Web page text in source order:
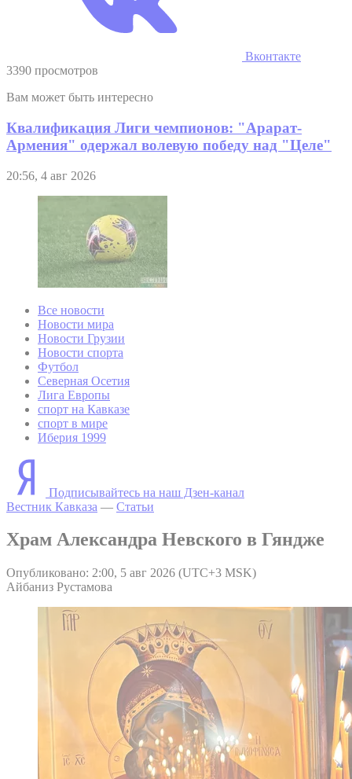
Вконтакте
3390 просмотров
Вам может быть интересно
Квалификация Лиги чемпионов: "Арарат-
Армения" одержал волевую победу над "Целе"
20:56, 4 авг 2026
Все новости
Новости мира
Новости Грузии
Новости спорта
Футбол
Северная Осетия
Лига Европы
спорт на Кавказе
спорт в мире
Иберия 1999
Подписывайтесь на наш Дзен-канал
Вестник Кавказа — Статьи
Храм Александра Невского в Гяндже
Опубликовано: 2:00, 5 авг 2026 (UTC+3 MSK)
Айбаниз Рустамова